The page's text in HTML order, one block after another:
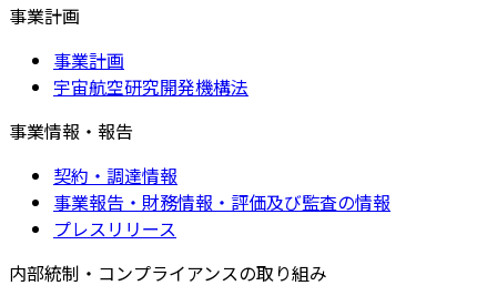
事業計画
事業計画
宇宙航空研究開発機構法
事業情報・報告
契約・調達情報
事業報告・財務情報・評価及び監査の情報
プレスリリース
内部統制・コンプライアンスの取り組み